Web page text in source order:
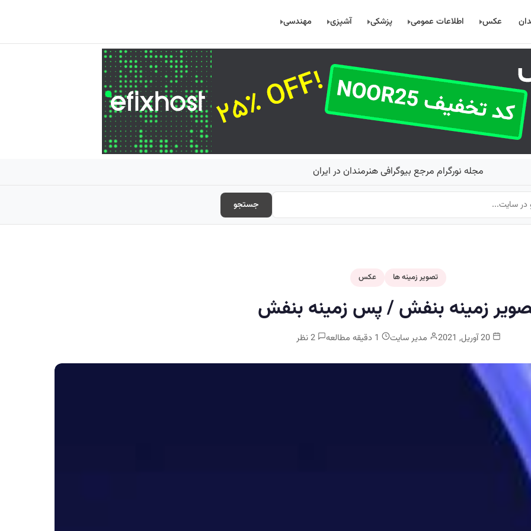
عکس اطلاعات عمومی پزشکی آشپزی مهندسی
مجله نورگرام مرجع بیوگرافی هنرمندان در ایران
جستجو
تصویر زمینه ها عکس
زمینه بنفش / پس زمینه بنفش
20 آوریل, 2021 مدیر سایت 2 نظر